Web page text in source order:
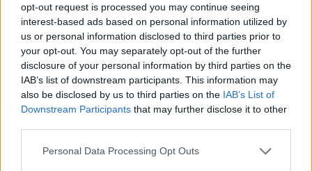
opt-out request is processed you may continue seeing
interest-based ads based on personal information utilized by
us or personal information disclosed to third parties prior to
your opt-out. You may separately opt-out of the further
disclosure of your personal information by third parties on the
IAB’s list of downstream participants. This information may
also be disclosed by us to third parties on the IAB’s List of
Downstream Participants that may further disclose it to other
Personal Data Processing Opt Outs
σημεία αντίδρασης για παραγωγή